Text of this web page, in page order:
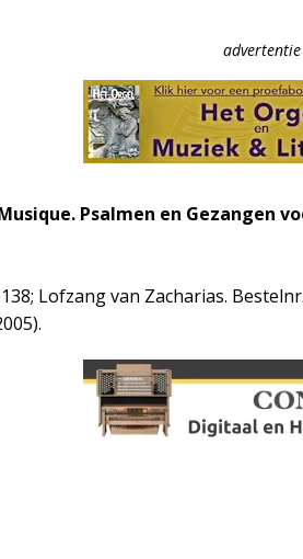
advertentie
Psalmen en Gezangen
138; Lofzang van Zacharias.